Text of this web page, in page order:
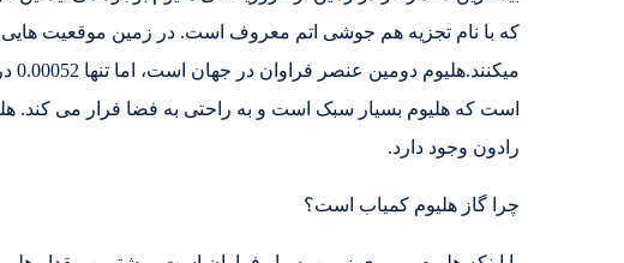
که با نام تجزیه هم جوشی اتم معروف است. در زمین موقعیت هایی
است که هلیوم بسیار سبک است و به راحتی به فضا فرار می کند.
رادون وجود دارد.
چرا گاز هلیوم کمیاب است؟